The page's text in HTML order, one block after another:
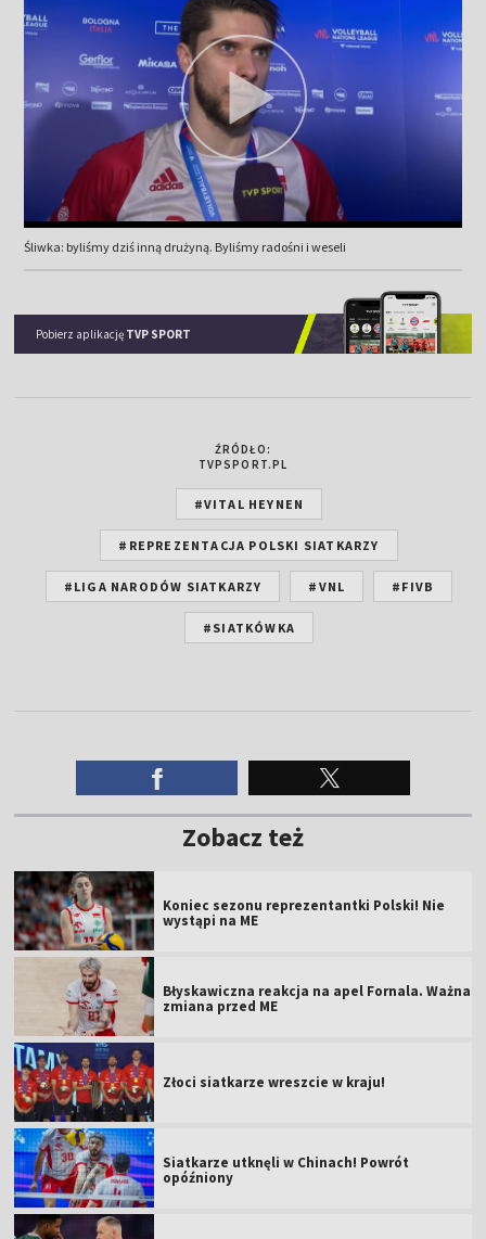
Śliwka: byliśmy dziś inną drużyną. Byliśmy radośni i weseli
Pobierz aplikację TVP SPORT
ŹRÓDŁO:
TVPSPORT.PL
#VITAL HEYNEN
#REPREZENTACJA POLSKI SIATKARZY
#LIGA NARODÓW SIATKARZY #VNL #FIVB
#SIATKÓWKA
Zobacz też
Koniec sezonu reprezentantki Polski! Nie
wystąpi na ME
Błyskawiczna reakcja na apel Fornala. Ważna
zmiana przed ME
Złoci siatkarze wreszcie w kraju!
Siatkarze utknęli w Chinach! Powrót
opóźniony